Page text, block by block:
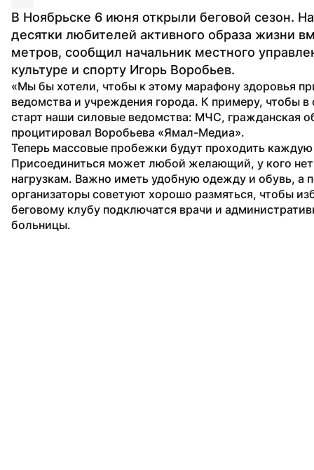
В Ноябрьске 6 июня открыли беговой сезон.
десятки любителей активного образа жизни
метров, сообщил начальник местного
культуре и спорту Игорь Воробьев.
«Мы бы хотели, чтобы к этому марафону здоровья
ведомства и учреждения города. К примеру, чтобы
старт наши силовые ведомства: МЧС, гражданская
процитировал Воробьева «Ямал-Медиа».
Теперь массовые пробежки будут проходить каждую
Присоединиться может любой желающий, у кого нет
нагрузкам. Важно иметь удобную одежду и обувь, а
организаторы советуют хорошо размяться, чтобы
беговому клубу подключатся врачи и
больницы.